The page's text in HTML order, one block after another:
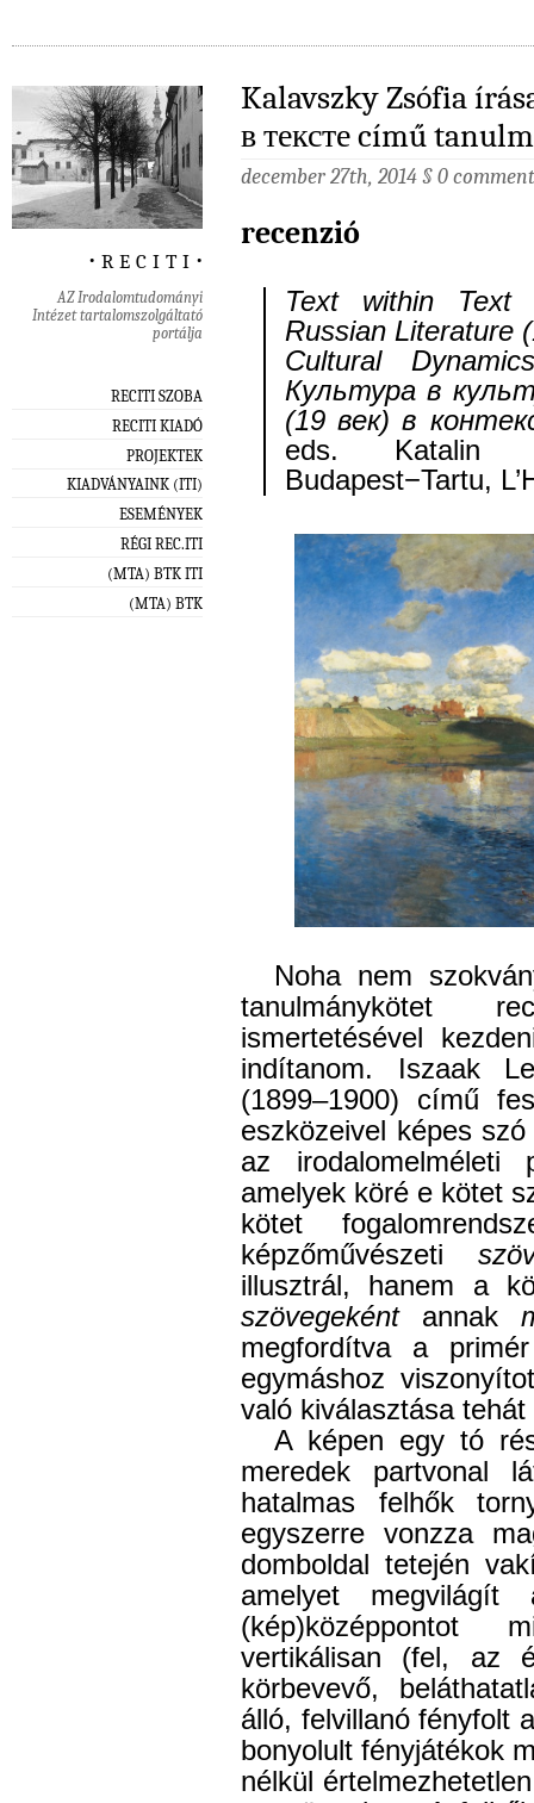
‧ r e c i t i ‧
AZ Irodalomtudományi
Intézet tartalomszolgáltató
portálja
RECITI SZOBA
RECITI KIADÓ
PROJEKTEK
KIADVÁNYAINK (ITI)
ESEMÉNYEK
RÉGI REC.ITI
(MTA) BTK ITI
(MTA) BTK
Kalavszky Zsófia
в тексте című
december 27th, 2014 § 0
recenzió
Text within
Russian Literature
Cultural
Культура в
(19 век) в
eds.
Budapest−Tartu,
Noha nem
tanulmánykötet
ismertetésével
indítanom. Iszaak
(1899–1900) című
eszközeivel képes
az irodalomelméleti
amelyek köré e kötet
kötet
képzőművészeti
illusztrál, hanem a
szövegekéntannak
megfordítva a
egymáshoz
való kiválasztása
A képen egy tó
meredek partvonal
hatalmas felhők
egyszerre vonzza
domboldal tetején
amelyet
(kép)középpontot
vertikálisan (fel, az
körbevevő,
álló, felvillanó fényfolt
bonyolult fényjátékok
nélkül